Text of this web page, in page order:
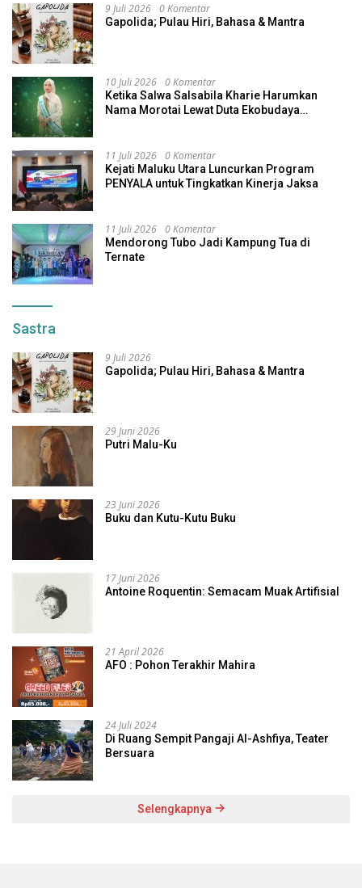
9 Juli 2026 0 Komentar
Gapolida; Pulau Hiri, Bahasa & Mantra
10 Juli 2026 0 Komentar
Ketika Salwa Salsabila Kharie Harumkan
Nama Morotai Lewat Duta Ekobudaya
11 Juli 2026 0 Komentar
Kejati Maluku Utara Luncurkan Program
PENYALA untuk Tingkatkan Kinerja Jaksa
11 Juli 2026 0 Komentar
Mendorong Tubo Jadi Kampung Tua di
Ternate
Sastra
9 Juli 2026
Gapolida; Pulau Hiri, Bahasa & Mantra
29 Juni 2026
Putri Malu-Ku
23 Juni 2026
Buku dan Kutu-Kutu Buku
17 Juni 2026
Antoine Roquentin: Semacam Muak Artifisial
21 April 2026
AFO : Pohon Terakhir Mahira
24 Juli 2024
Di Ruang Sempit Pangaji Al-Ashfiya, Teater
Bersuara
Selengkapnya